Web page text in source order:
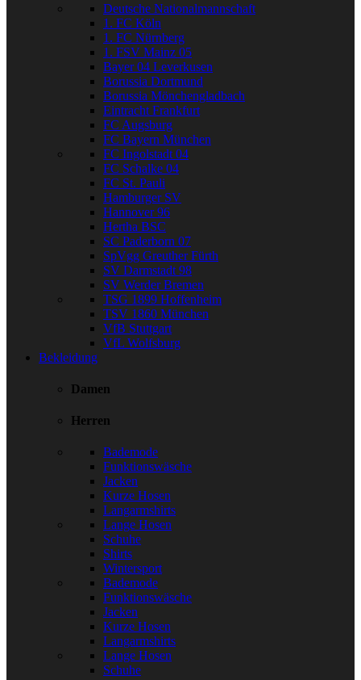
Deutsche Nationalmannschaft
1. FC Köln
1. FC Nürnberg
1. FSV Mainz 05
Bayer 04 Leverkusen
Borussia Dortmund
Borussia Mönchengladbach
Eintracht Frankfurt
FC Augsburg
FC Bayern München
FC Ingolstadt 04
FC Schalke 04
FC St. Pauli
Hamburger SV
Hannover 96
Hertha BSC
SC Paderborn 07
SpVgg Greuther Fürth
SV Darmstadt 98
SV Werder Bremen
TSG 1899 Hoffenheim
TSV 1860 München
VfB Stuttgart
VfL Wolfsburg
Bekleidung
Damen
Herren
Bademode
Funktionswäsche
Jacken
Kurze Hosen
Langarmshirts
Lange Hosen
Schuhe
Shirts
Wintersport
Bademode
Funktionswäsche
Jacken
Kurze Hosen
Langarmshirts
Lange Hosen
Schuhe